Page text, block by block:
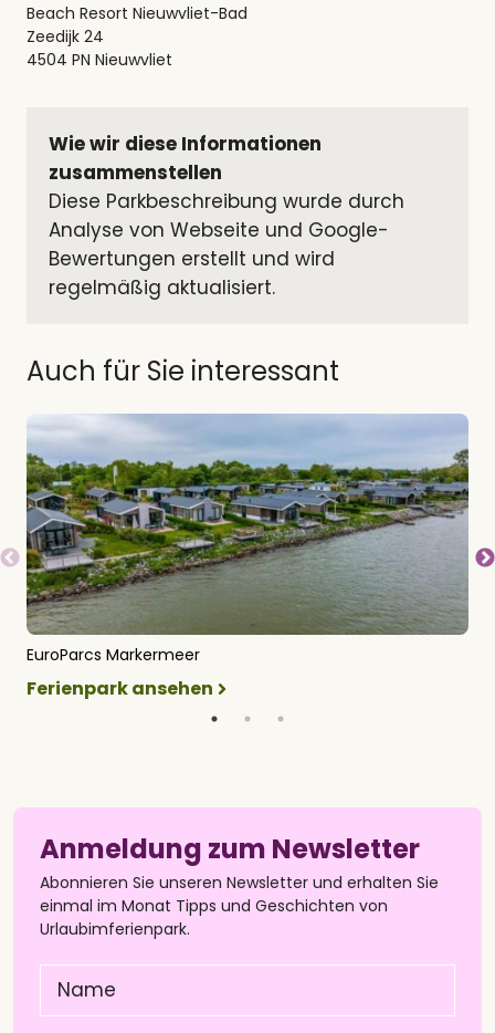
Beach Resort Nieuwvliet-Bad
Zeedijk 24
4504 PN Nieuwvliet
Wie wir diese Informationen
zusammenstellen
Diese Parkbeschreibung wurde durch
Analyse von Webseite und Google-
Bewertungen erstellt und wird
regelmäßig aktualisiert.
Auch für Sie interessant
EuroParcs Markermeer
Ferienpark ansehen
Anmeldung zum Newsletter
Abonnieren Sie unseren Newsletter und erhalten Sie
einmal im Monat Tipps und Geschichten von
Urlaubimferienpark.
Name